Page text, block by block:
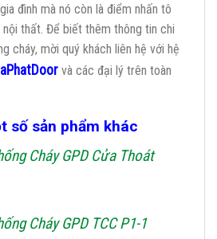
đình mà nó còn là điểm nhấn tô
thất. Để biết thêm thông tin chi
cháy, mời quý khách liên hệ với hệ
và các đại lý trên toàn
số sản phẩm khác
Cháy GPD Cửa Thoát
Cháy GPD TCC P1-1